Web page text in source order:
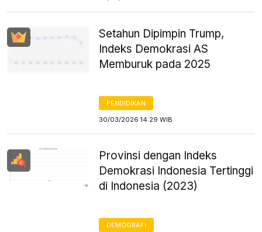
Setahun Dipimpin Trump,
Indeks Demokrasi AS
Memburuk pada 2025
PENDIDIKAN
30/03/2026 14:29 WIB
Provinsi dengan Indeks
Demokrasi Indonesia Tertinggi
di Indonesia (2023)
DEMOGRAFI